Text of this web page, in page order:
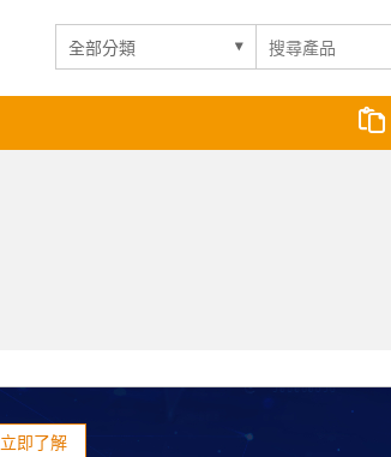
立即了解